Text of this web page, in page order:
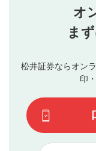
投稿するボ
星で評価をする
3
動画の評価
です）
行ってください
当社は、利用者
ブルによって生
評価およびコメ
ます。掲載され
てはお答えでき
て結果のご連絡
下記の項目に該
見合わせる場合
オ
ま
松井証券ならオン
印